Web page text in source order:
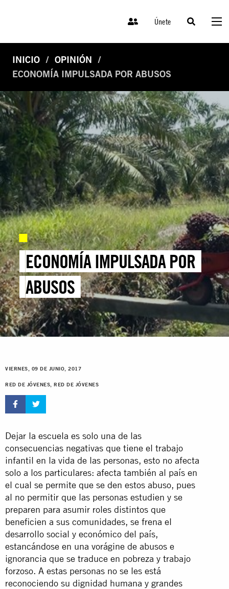
Únete
INICIO
OPINIÓN
ECONOMÍA IMPULSADA POR ABUSOS
ECONOMÍA IMPULSADA POR
ABUSOS
VIERNES, 09 DE JUNIO, 2017
RED DE JÓVENES, RED DE JÓVENES
Dejar la escuela es solo una de las
consecuencias negativas que tiene el trabajo
infantil en la vida de las personas, esto no afecta
solo a los particulares: afecta también al país en
el cual se permite que se den estos abuso, pues
al no permitir que las personas estudien y se
preparen para asumir roles distintos que
beneficien a sus comunidades, se frena el
desarrollo social y económico del país,
estancándose en una vorágine de abusos e
ignorancia que se traduce en pobreza y trabajo
forzoso. A estas personas no se les está
reconociendo su dignidad humana y grandes